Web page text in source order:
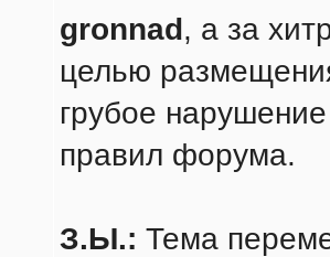
gronnad, а за
целью
грубое
правил форума.
З.Ы.: Тема